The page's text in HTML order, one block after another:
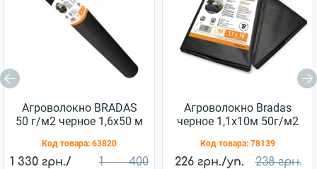
Агроволокно BRADAS
50 г/м2 черное 1,6x50 м
Код товара: 63820
1 330 грн./
1 400
Агроволокно Bradas
черное 1,1х10м 50г/м2
Код товара: 78139
226 грн./уп. 238 грн.